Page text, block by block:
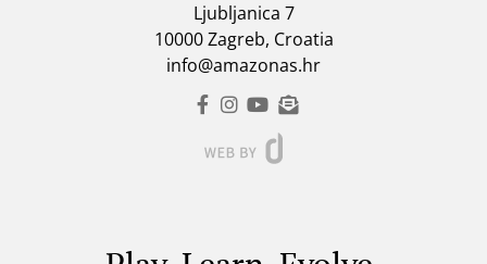
Ljubljanica 7
10000 Zagreb, Croatia
info@amazonas.hr